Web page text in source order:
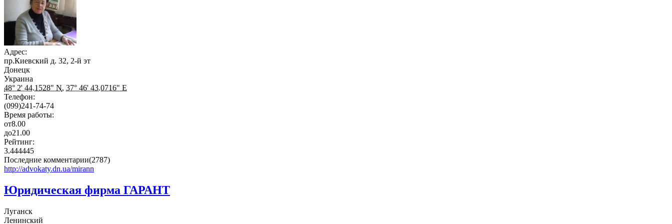
Адрес:
пр.Киевский д. 32, 2-й эт
Донецк
Украина
48° 2' 44.1528" N, 37° 46' 43.0716" E
Телефон:
(099)241-74-74
Время работы:
от8.00
до21.00
Рейтинг:
3.444445
Последние комментарии(2787)
http://advokaty.dn.ua/mirann
Юридическая фирма ГАРАНТ
Луганск
Ленинский